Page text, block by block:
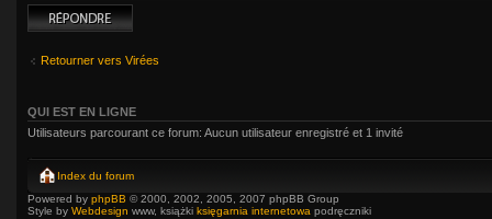
Répondre
Retourner vers Virées
QUI EST EN LIGNE
Utilisateurs parcourant ce forum: Aucun utilisateur enregistré et 1 invité
Index du forum
Powered by phpBB © 2000, 2002, 2005, 2007 phpBB Group
Style by Webdesign www, książki księgarnia internetowa podręczniki